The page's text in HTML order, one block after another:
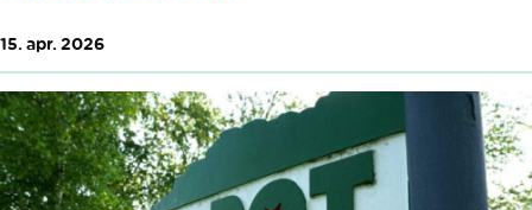
15. apr. 2026